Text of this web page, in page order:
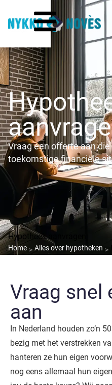
Vraag een offerte aan
toekomstige financiële
Hypotheek aanvragen
Home > Alles over hypotheken >
Vraag snel
aan
In Nederland houden zo’n
bezig met het verstrekken
hanteren ze hun eigen
nog eens allemaal hun